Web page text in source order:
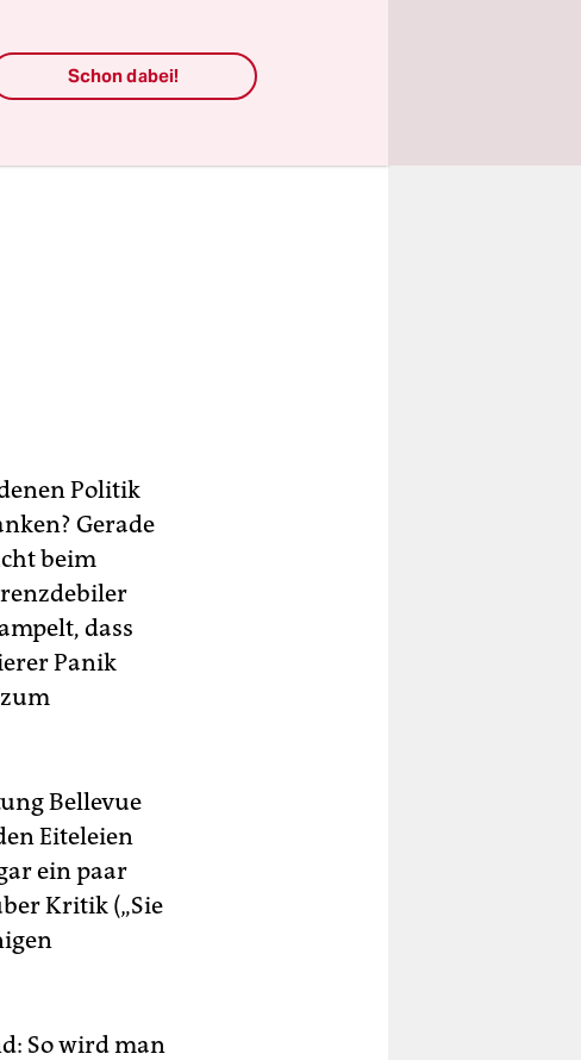
Politik
Gerade
beim
dass
Panik
Bellevue
Eiteleien
ein paar
Kritik („Sie
So wird man
Schon dabei!